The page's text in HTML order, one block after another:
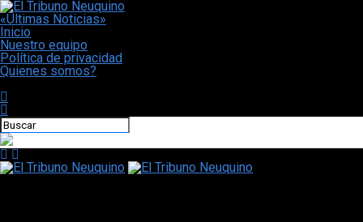
«Últimas Noticias»
Inicio
Nuestro equipo
Política de privacidad
Quienes somos?